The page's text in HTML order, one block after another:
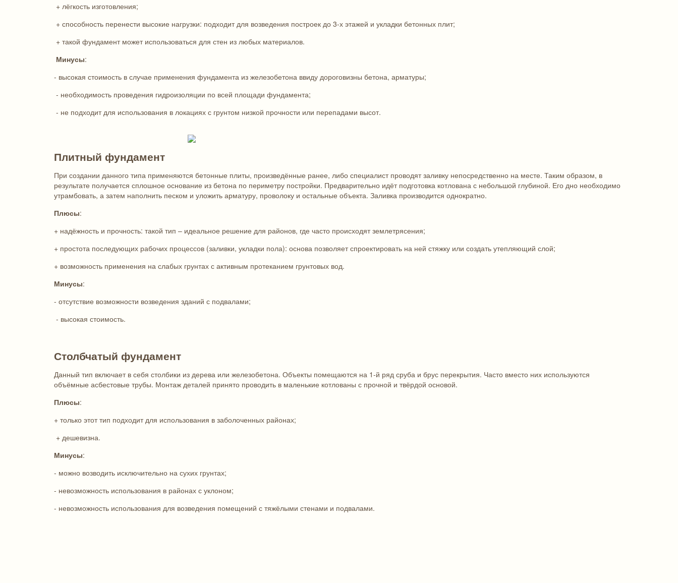
+ лёгкость изготовления;
+ способность перенести высокие нагрузки: подходит для возведения построек до 3-х этажей и укладки бетонных плит;
+ такой фундамент может использоваться для стен из любых материалов.
Минусы:
- высокая стоимость в случае применения фундамента из железобетона ввиду дороговизны бетона, арматуры;
- необходимость проведения гидроизоляции по всей площади фундамента;
- не подходит для использования в локациях с грунтом низкой прочности или перепадами высот.
Плитный фундамент
При создании данного типа применяются бетонные плиты, произведённые ранее, либо специалист проводят заливку непосредственно на месте. Таким образом, в
результате получается сплошное основание из бетона по периметру постройки. Предварительно идёт подготовка котлована с небольшой глубиной. Его дно необходимо
утрамбовать, а затем наполнить песком и уложить арматуру, проволоку и остальные объекта. Заливка производится однократно.
Плюсы:
+ надёжность и прочность: такой тип – идеальное решение для районов, где часто происходят землетрясения;
+ простота последующих рабочих процессов (заливки, укладки пола): основа позволяет спроектировать на ней стяжку или создать утепляющий слой;
+ возможность применения на слабых грунтах с активным протеканием грунтовых вод.
Минусы:
- отсутствие возможности возведения зданий с подвалами;
- высокая стоимость.
Столбчатый фундамент
Данный тип включает в себя столбики из дерева или железобетона. Объекты помещаются на 1-й ряд сруба и брус перекрытия. Часто вместо них используются
объёмные асбестовые трубы. Монтаж деталей принято проводить в маленькие котлованы с прочной и твёрдой основой.
Плюсы:
+ только этот тип подходит для использования в заболоченных районах;
+ дешевизна.
Минусы:
- можно возводить исключительно на сухих грунтах;
- невозможность использования в районах с уклоном;
- невозможность использования для возведения помещений с тяжёлыми стенами и подвалами.